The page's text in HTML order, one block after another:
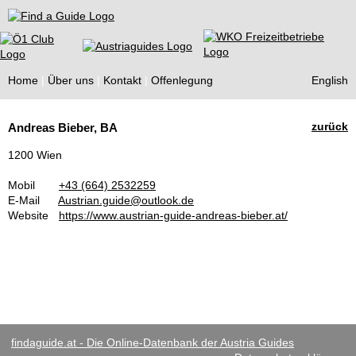
Find a Guide
Home Über uns Kontakt Offenlegung English
Guides
zurück
Andreas Bieber, BA
1200 Wien
Mobil
+43 (664) 2532259
E-Mail
Austrian.guide@outlook.de
Website
https://www.austrian-guide-andreas-bieber.at/
findaguide.at - Die Online-Datenbank der Austria Guides